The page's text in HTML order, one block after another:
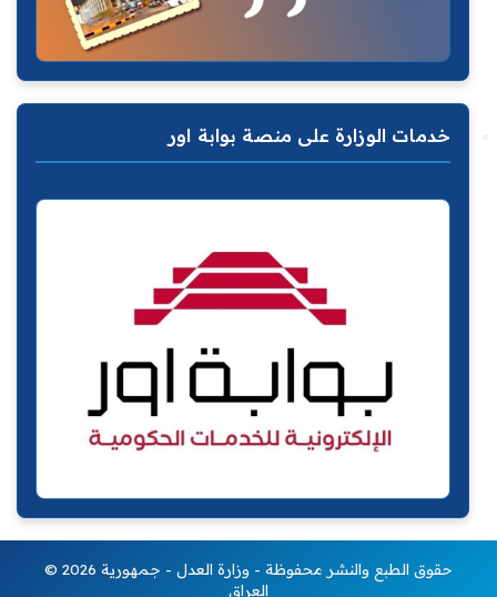
خدمات الوزارة على منصة بوابة اور
© 2026 حقوق الطبع والنشر محفوظة - وزارة العدل - جمهورية
العراق